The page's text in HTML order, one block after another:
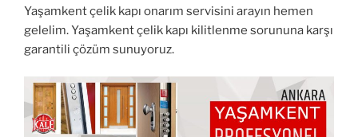
Yaşamkent çelik kapı onarım servisini arayın hemen
gelelim. Yaşamkent çelik kapı kilitlenme sorununa karşı
garantili çözüm sunuyoruz.